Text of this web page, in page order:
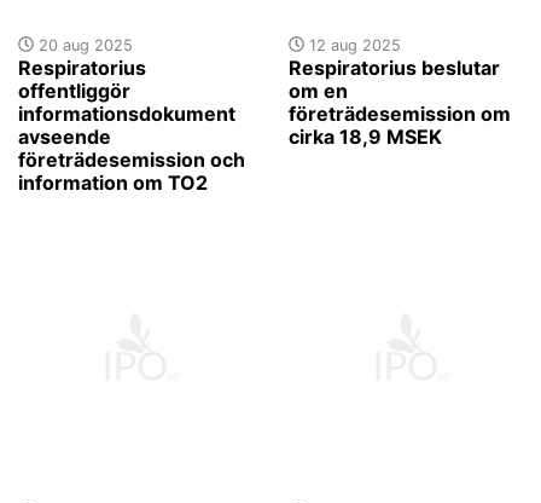
20 aug 2025
Respiratorius
offentliggör
informationsdokument
avseende
företrädesemission och
information om TO2
12 aug 2025
Respiratorius beslutar
om en
företrädesemission om
cirka 18,9 MSEK